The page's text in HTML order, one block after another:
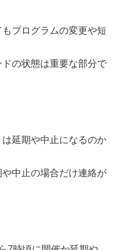
プログラムの変更や短
の状態は重要な部分で
延期や中止になるのか
中止の場合だけ連絡が